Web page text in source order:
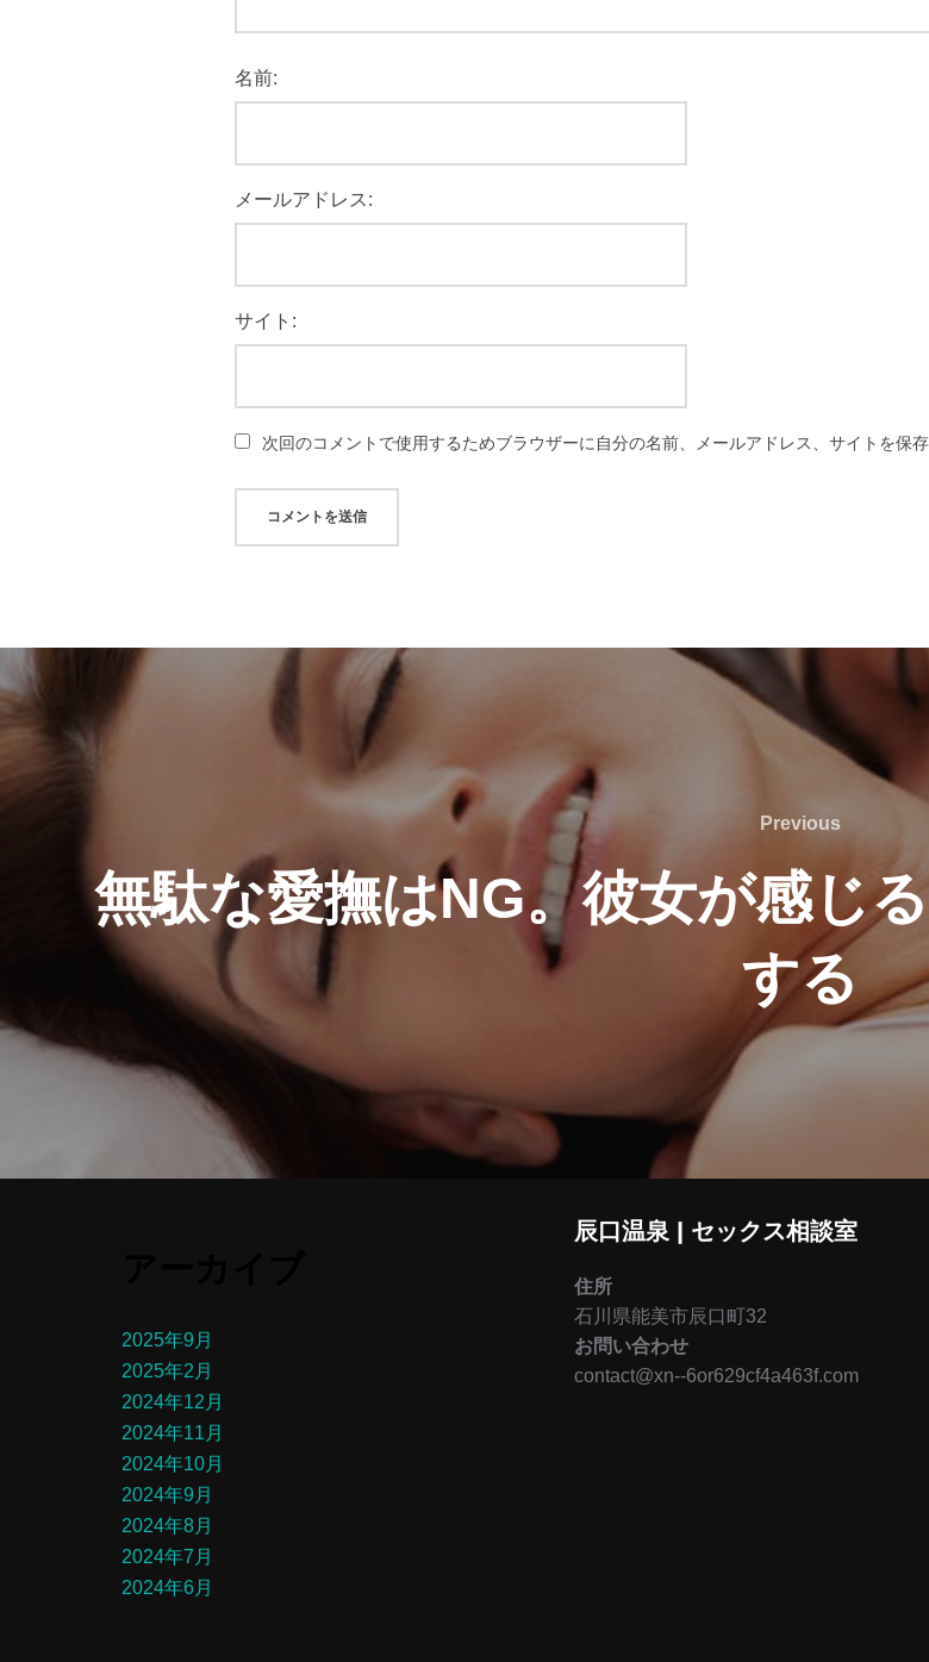
名前:
メールアドレス:
サイト:
次回のコメントで使用するためブラウザーに自分の名前、メールアドレス、サイトを保存
投
稿
ナ
ョ
Previous
Previous
無駄な愛撫はNG。彼女が感じ
する
2025年9月
2025年2月
2024年12月
2024年11月
2024年10月
2024年9月
2024年8月
2024年7月
2024年6月
辰口温泉 | セックス相談室
住所
石川県能美市辰口町32
お問い合わせ
contact@xn--6or629cf4a463f.com